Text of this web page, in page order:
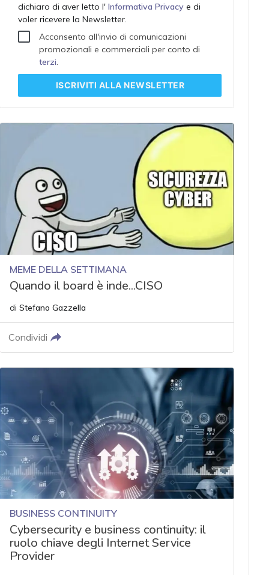
dichiaro di aver letto l' Informativa Privacye di
voler ricevere la Newsletter.
Acconsento all'invio di comunicazioni
promozionali e commerciali per conto di
terzi.
ISCRIVITI ALLA NEWSLETTER
MEME DELLA SETTIMANA
Quando il board è inde...CISO
diStefano Gazzella
Condividi
BUSINESS CONTINUITY
Cybersecurity e business continuity: il
ruolo chiave degli Internet Service
Provider